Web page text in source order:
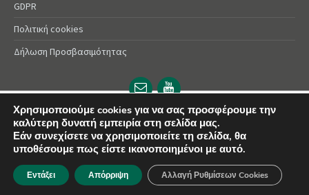
GDPR
Πολιτική cookies
Δήλωση Προσβασιμότητας
Email
url
YouTube
url
© 2025 Δήμος Αλεξάνδρειας | Powered byApogee
Χρησιμοποιούμε cookies για να σας προσφέρουμε την
καλύτερη δυνατή εμπειρία στη σελίδα μας.
Εάν συνεχίσετε να χρησιμοποιείτε τη σελίδα, θα
υποθέσουμε πως είστε ικανοποιημένοι με αυτό.
Εντάξει Απόρριψη Αλλαγή Ρυθμίσεων Cookies